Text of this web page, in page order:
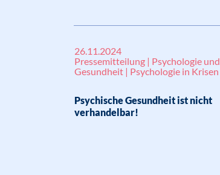
26.11.2024
Pressemitteilung | Psychologie und
Gesundheit | Psychologie in Krisen
Psychische Gesundheit ist nicht
verhandelbar!